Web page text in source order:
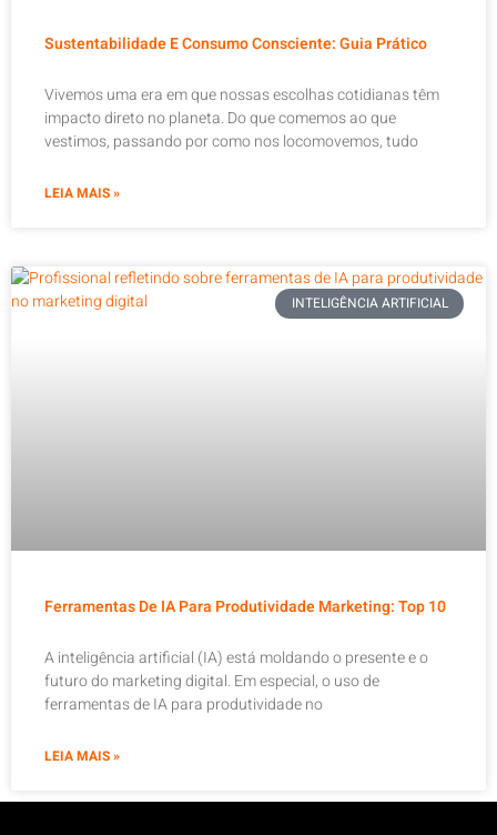
Sustentabilidade E Consumo Consciente: Guia Prático
Vivemos uma era em que nossas escolhas cotidianas têm
impacto direto no planeta. Do que comemos ao que
vestimos, passando por como nos locomovemos, tudo
LEIA MAIS »
INTELIGÊNCIA ARTIFICIAL
Ferramentas De IA Para Produtividade Marketing: Top 10
A inteligência artificial (IA) está moldando o presente e o
futuro do marketing digital. Em especial, o uso de
ferramentas de IA para produtividade no
LEIA MAIS »